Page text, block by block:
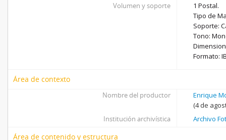
Volumen y soporte
1 Postal.
Tipo de
Soporte:
Tono:
Formato:
Área de contexto
Nombre del productor
Enrique
(4 de
Institución archivística
Archivo
Área de contenido y estructura